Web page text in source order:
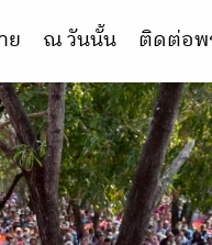
ย ณ วันนั้น ติดต่อพ